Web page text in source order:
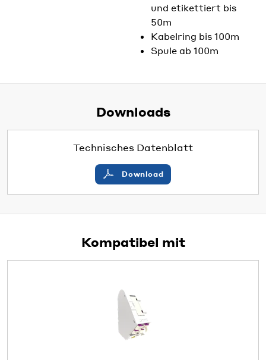
und etikettiert bis
50m
Kabelring bis 100m
Spule ab 100m
Downloads
Technisches Datenblatt
Download
Kompatibel mit